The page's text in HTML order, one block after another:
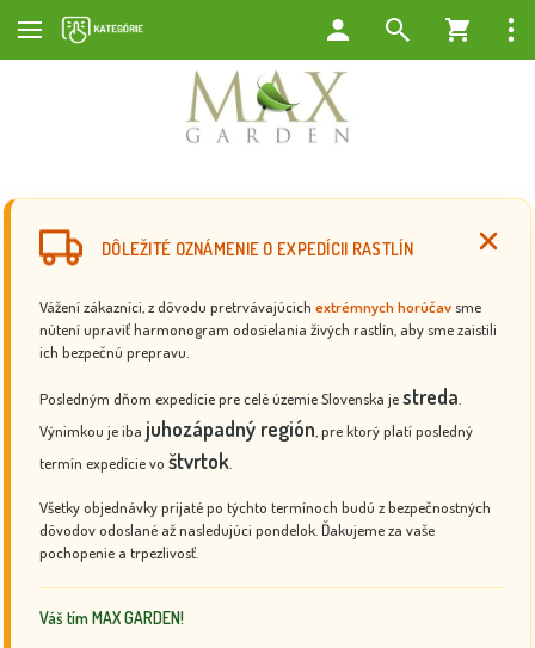
DÔLEŽITÉ OZNÁMENIE O EXPEDÍCII RASTLÍN
Vážení zákazníci, z dôvodu pretrvávajúcich extrémnych horúčav sme
nútení upraviť harmonogram odosielania živých rastlín, aby sme zaistili
ich bezpečnú prepravu.
Posledným dňom expedície pre celé územie Slovenska jestreda
Výnimkou je iba juhozápadný región , pre ktorý platí posledný
termín expedície vo štvrtok
Všetky objednávky prijaté po týchto termínoch budú z bezpečnostných
dôvodov odoslané až nasledujúci pondelok. Ďakujeme za vaše
pochopenie a trpezlivosť.
Váš tím MAX GARDEN!